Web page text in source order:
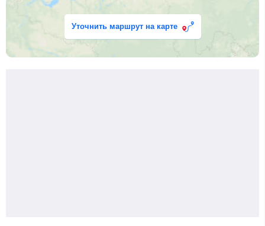
Уточнить маршрут на карте